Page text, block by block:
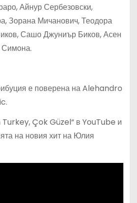
Айнур Сербезовски,
Зорана Мичанович, Теодора
Сашо Джуниър Биков, Асен
Симона.
е поверена на Alehandro
Turkey, Çok Güzel“ в YouTube и
на новия хит на Юлия